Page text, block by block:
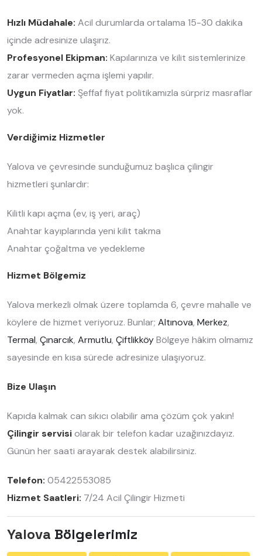
Hızlı Müdahale: Acil durumlarda ortalama 15-30 dakika
içinde adresinize ulaşırız.
Profesyonel Ekipman: Kapılarınıza ve kilit sistemlerinize
zarar vermeden açma işlemi yapılır.
Uygun Fiyatlar: Şeffaf fiyat politikamızla sürpriz masraflar
yok.
Verdiğimiz Hizmetler
Yalova ve çevresinde sunduğumuz başlıca çilingir
hizmetleri şunlardır:
Kilitli kapı açma (ev, iş yeri, araç)
Anahtar kayıplarında yeni kilit takma
Anahtar çoğaltma ve yedekleme
Hizmet Bölgemiz
Yalova merkezli olmak üzere toplamda 6, çevre mahalle ve
köylere de hizmet veriyoruz. Bunlar; Altınova, Merkez,
Termal, Çınarcık, Armutlu, ÇiftlikköyBölgeye hâkim olmamız
sayesinde en kısa sürede adresinize ulaşıyoruz.
Bize Ulaşın
Kapıda kalmak can sıkıcı olabilir ama çözüm çok yakın!
Çilingir servisiolarak bir telefon kadar uzağınızdayız.
Günün her saati arayarak destek alabilirsiniz.
Telefon: 05422553085
Hizmet Saatleri: 7/24 Acil Çilingir Hizmeti
Yalova Bölgelerimiz